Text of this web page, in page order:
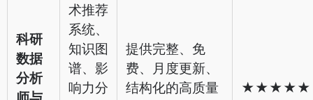
科研
数据
分析
术推荐
系统、
知识图
谱、影
响力分
提供完整、免
费、月度更新、
结构化的高质量
★★★★★